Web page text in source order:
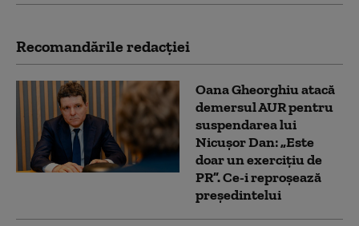
Recomandările redacţiei
Oana Gheorghiu atacă
demersul AUR pentru
suspendarea lui
Nicușor Dan: „Este
doar un exercițiu de
PR”. Ce-i reproșează
președintelui